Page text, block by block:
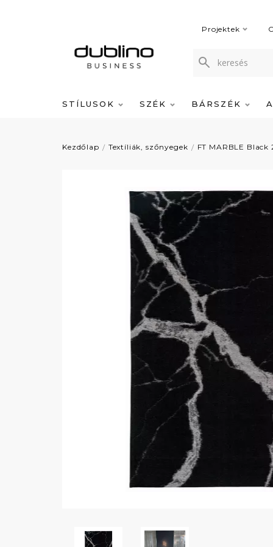
Projektek
STÍLUSOK SZÉK BÁRSZÉK
Kezdőlap Textíliák, szőnyegek FT MARBLE